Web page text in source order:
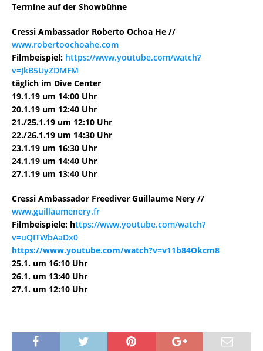
Termine auf der Showbühne
Cressi Ambassador Roberto Ochoa He //
www.robertoochoahe.com
Filmbeispiel: https://www.youtube.com/watch?
v=JkB5UyZDMFM
täglich im Dive Center
19.1.19 um 14:00 Uhr
20.1.19 um 12:40 Uhr
21./25.1.19 um 12:10 Uhr
22./26.1.19 um 14:30 Uhr
23.1.19 um 16:30 Uhr
24.1.19 um 14:40 Uhr
27.1.19 um 13:40 Uhr
Cressi Ambassador Freediver Guillaume Nery //
www.guillaumenery.fr
Filmbeispiele: https://www.youtube.com/watch?
v=uQITWbAaDx0
https://www.youtube.com/watch?v=v11b84Okcm8
25.1. um 16:10 Uhr
26.1. um 13:40 Uhr
27.1. um 12:10 Uhr